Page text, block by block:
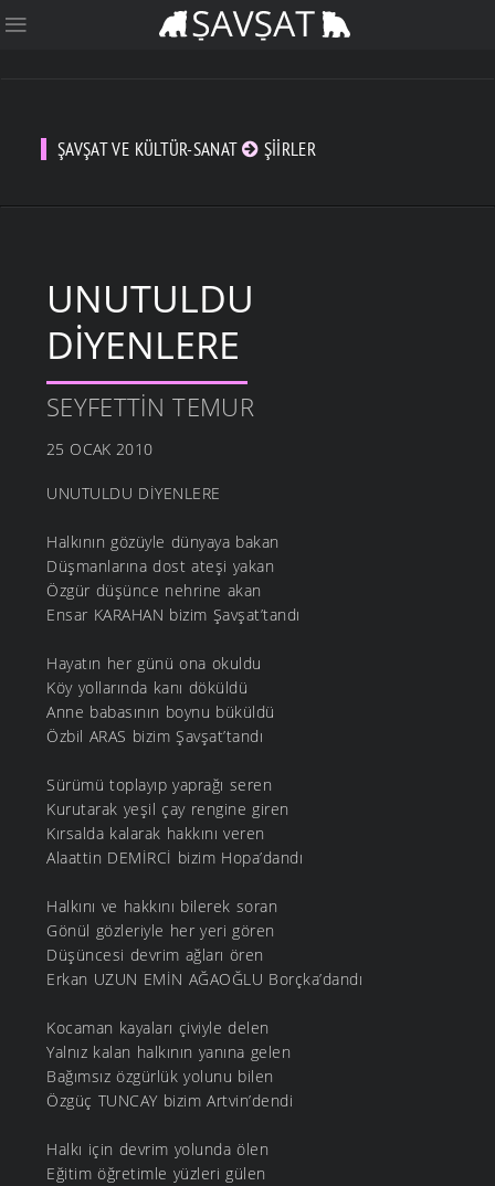
ŞAVŞAT VE KÜLTÜR-SANAT ŞIIRLER
UNUTULDU
DIYENLERE
SEYFETTIN TEMUR
25 OCAK 2010
UNUTULDU DİYENLERE
Halkının gözüyle dünyaya bakan
Düşmanlarına dost ateşi yakan
Özgür düşünce nehrine akan
Ensar KARAHAN bizim Şavşat’tandı
Hayatın her günü ona okuldu
Köy yollarında kanı döküldü
Anne babasının boynu büküldü
Özbil ARAS bizim Şavşat’tandı
Sürümü toplayıp yaprağı seren
Kurutarak yeşil çay rengine giren
Kırsalda kalarak hakkını veren
Alaattin DEMİRCİ bizim Hopa’dandı
Halkını ve hakkını bilerek soran
Gönül gözleriyle her yeri gören
Düşüncesi devrim ağları ören
Erkan UZUN EMİN AĞAOĞLU Borçka’dandı
Kocaman kayaları çiviyle delen
Yalnız kalan halkının yanına gelen
Bağımsız özgürlük yolunu bilen
Özgüç TUNCAY bizim Artvin’dendi
Halkı için devrim yolunda ölen
Eğitim öğretimle yüzleri gülen